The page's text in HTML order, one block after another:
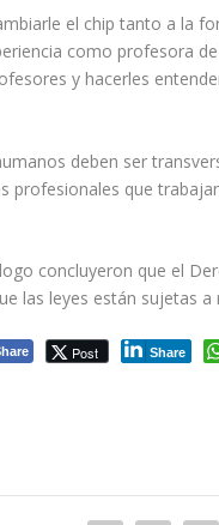
el chip tanto a la
como profesora
y hacerles
deben ser
profesionales que
concluyeron que el
las leyes están sujetas
Post Share